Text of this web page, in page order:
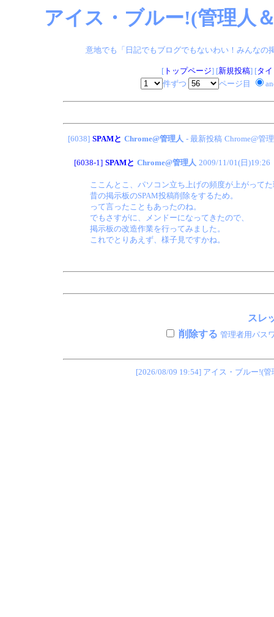
アイス・ブルー!(管理人
意地でも「日記でもブログでもないわい！みんなの
[トップページ] [新規投稿] [タ
件ずつ
ページ目
[6038] SPAMと Chrome@管理人 - 最新投稿 Chrome@管
[6038-1] SPAMと Chrome@管理人 2009/11/01(日)19:26
ここんとこ、パソコン立ち上げの頻度が上がって
昔の掲示板のSPAM投稿削除をするため。
って言ったこともあったのね。
でもさすがに、メンドーになってきたので、
掲示板の改造作業を行ってみました。
これでとりあえず、様子見ですかね。
スレ
削除する 管理者用パス
[2026/08/09 19:54] アイス・ブルー!(